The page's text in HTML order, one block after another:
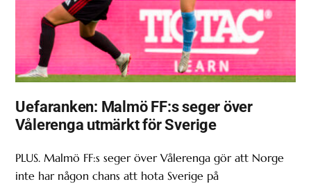
Uefaranken: Malmö FF:s seger över
Vålerenga utmärkt för Sverige
PLUS. Malmö FF:s seger över Vålerenga gör att Norge
inte har någon chans att hota Sverige på